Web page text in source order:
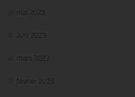
mai 2023
avril 2023
mars 2023
février 2023